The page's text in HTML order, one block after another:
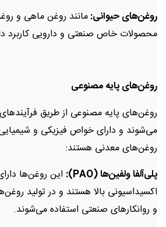
روغن‌های حیوانی:مانند روغن ماهی و
محصولات خاص صنعتی و دارویی کاربرد
روغن‌های پایه مصنوعی
روغن‌های پایه مصنوعی از طریق
می‌شوند و دارای خواص فیزیکی و
روغن‌های معدنی هستند:
پلی‌آلفا ولفین‌ها(PAO)
: این روغن‌ها
اکسیداسیونی بالا هستند و در تولید
و روانکارهای صنعتی استفاده می‌شوند.